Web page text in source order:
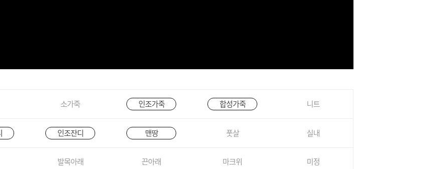
소가죽 인조가죽 합성가죽 니트
인조잔디 맨땅 풋살 실내
발목아래 끈아래 마크위 미정